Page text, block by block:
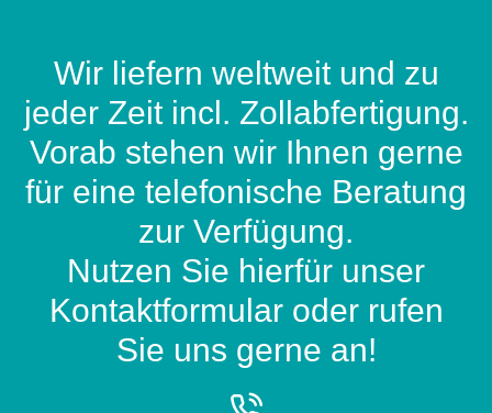
Wir liefern weltweit und zu
jeder Zeit incl. Zollabfertigung.
Vorab stehen wir Ihnen gerne
für eine telefonische Beratung
zur Verfügung.
Nutzen Sie hierfür unser
Kontaktformular oder rufen
Sie uns gerne an!